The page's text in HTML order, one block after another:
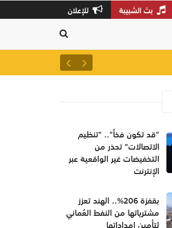
بث الشبيبة للإعلان
لتعزيز سلاسل الإمداد..
"قد تكون فخاً".. "تنظيم
الاتصالات" تحذر من
التخفيضات غير الواقعية عبر
الإنترنت
بقفزة 206%.. الهند تعزز
مشترياتها من النفط العُماني